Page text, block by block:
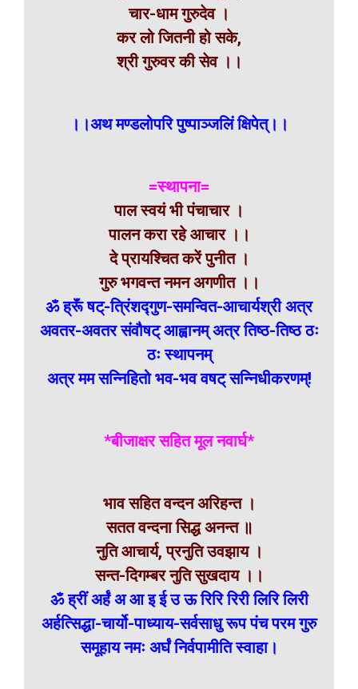
चार-धाम गुरुदेव ।
कर लो जितनी हो सके,
श्री गुरुवर की सेव ।।
।।अथ मण्डलोपरि पुष्पाञ्जलिं क्षिपेत्।।
=स्थापना=
पाल स्वयं भी पंचाचार ।
पालन करा रहे आचार ।।
दे प्रायश्चित करें पुनीत ।
गुरु भगवन्त नमन अगणीत ।।
ॐ ह्रूॅं षट्-त्रिंशद्गुण-समन्वित-आचार्यश्री अत्र
अवतर-अवतर संवौषट् आह्वानम् अत्र तिष्ठ-तिष्ठ ठः
ठः स्थापनम्
अत्र मम सन्निहितो भव-भव वषट् सन्निधीकरणम्!
*बीजाक्षर सहित मूल नवार्घ*
भाव सहित वन्दन अरिहन्त ।
सतत वन्दना सिद्ध अनन्त ॥
नुति आचार्य, प्रनुति उवझाय ।
सन्त-दिगम्बर नुति सुखदाय ।।
ॐ ह्रीं अर्हं अ आ इ ई उ ऊ रिरि रिरी लिरि लिरी
अर्हत्सिद्धा-चार्यो-पाध्याय-सर्वसाधु रूप पंच परम गुरु
समूहाय नमः अर्घं निर्वपामीति स्वाहा।